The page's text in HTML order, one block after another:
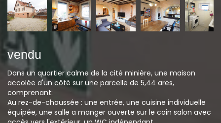
vendu
Dans un quartier calme de la cité minière, une maison
accolée d'un côté sur une parcelle de 5,44 ares,
comprenant:
Au rez-de-chaussée : une entrée, une cuisine individuelle
équipée, une salle a manger ouverte sur le coin salon avec